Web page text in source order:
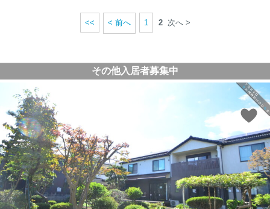
<< < 前へ 1 2 次へ >
その他入居者募集中